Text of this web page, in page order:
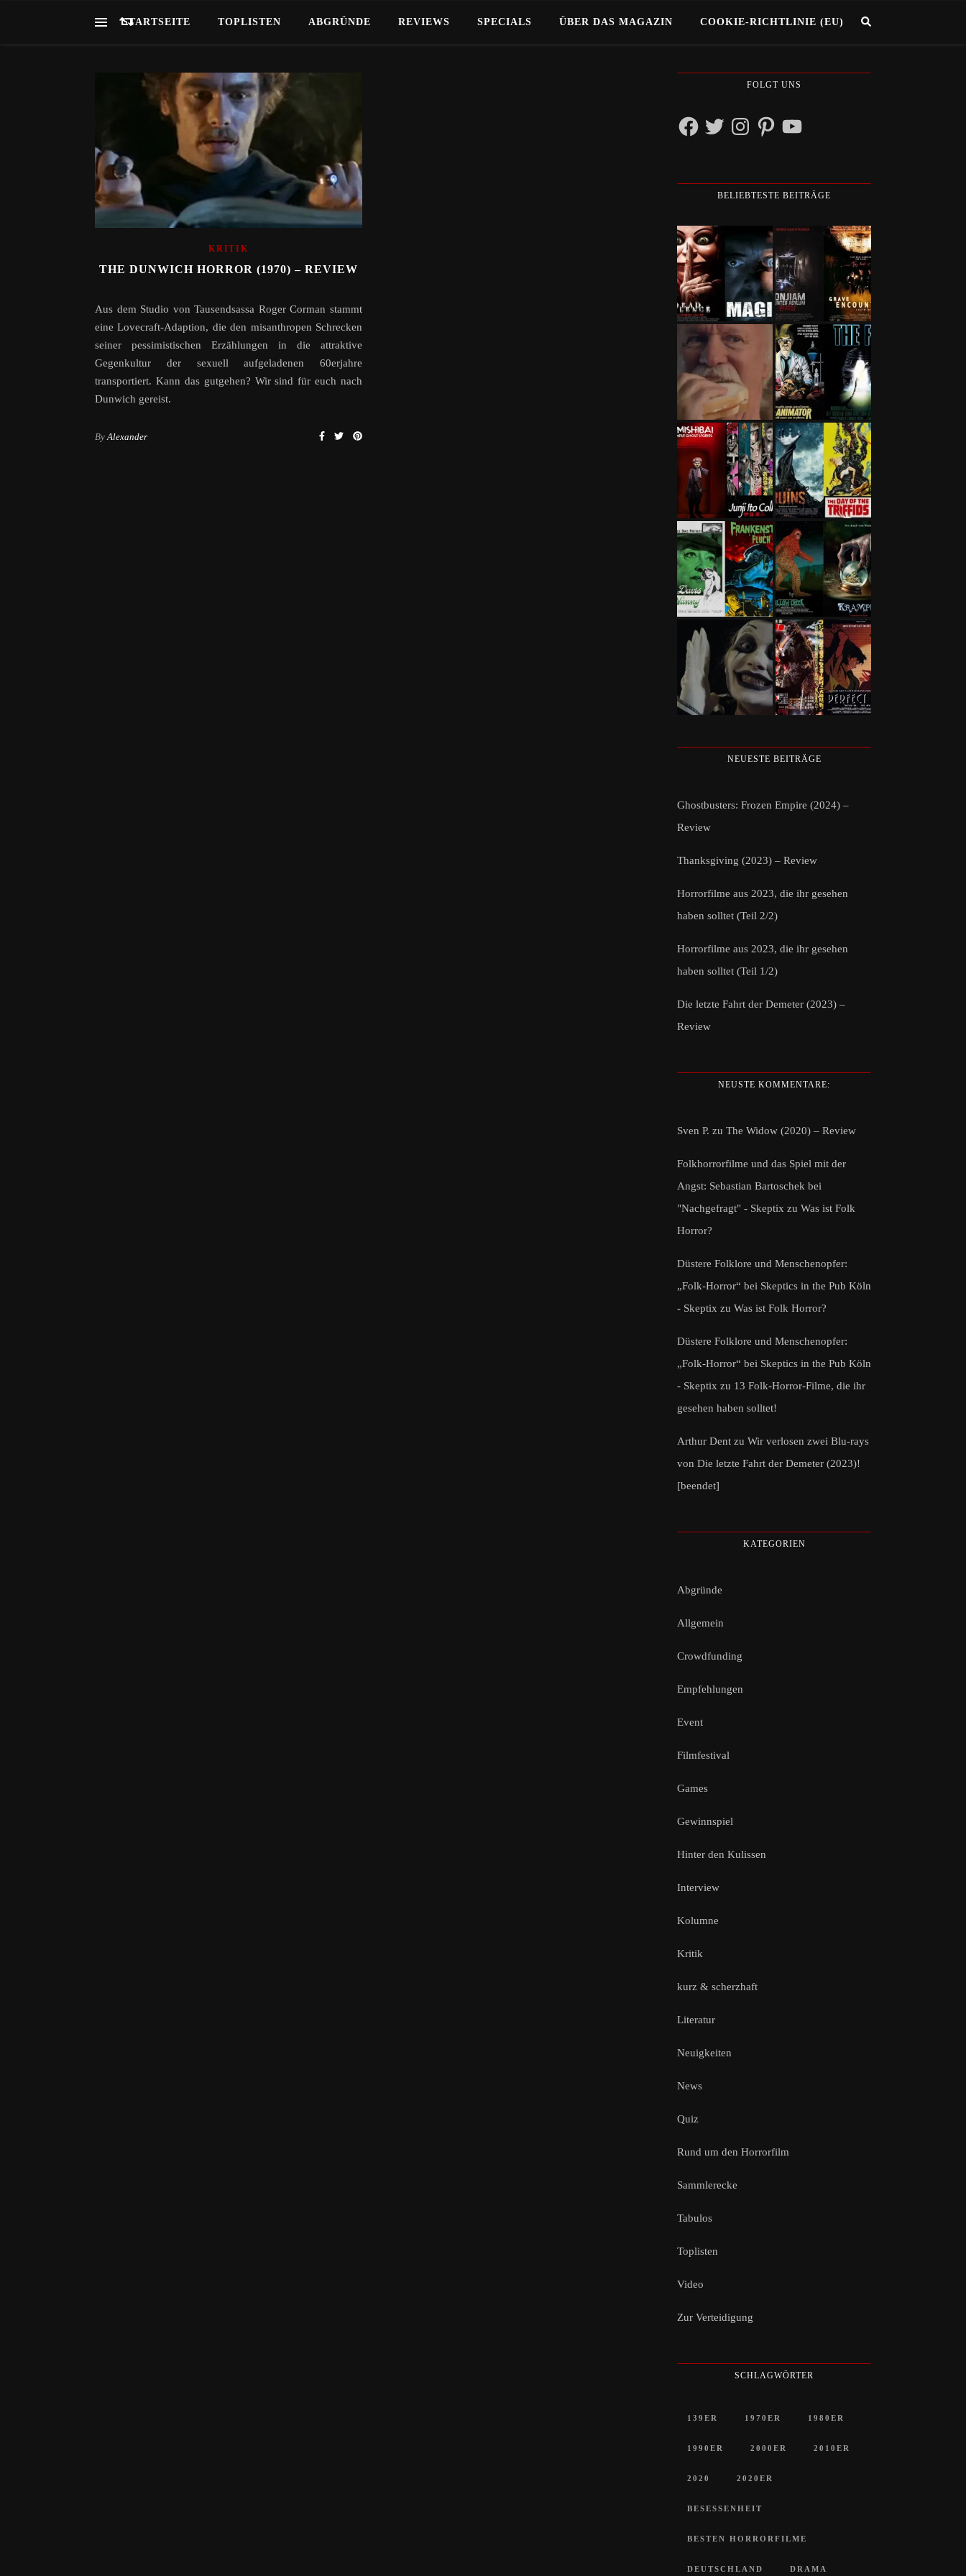
STARTSEITE TOPLISTEN ABGRÜNDE REVIEWS SPECIALS ÜBER DAS MAGAZIN COOKIE-RICHTLINIE (EU)
KRITIK
THE DUNWICH HORROR (1970) – REVIEW
Aus dem Studio von Tausendsassa Roger Corman stammt
eine Lovecraft-Adaption, die den misanthropen Schrecken
seiner pessimistischen Erzählungen in die attraktive
Gegenkultur der sexuell aufgeladenen 60erjahre
transportiert. Kann das gutgehen? Wir sind für euch nach
Dunwich gereist.
By Alexander
FOLGT UNS
FacebookTwitterInstagramPinterestYouTube
BELIEBTESTE BEITRÄGE
NEUESTE BEITRÄGE
Ghostbusters: Frozen Empire (2024) –
Review
Thanksgiving (2023) – Review
Horrorfilme aus 2023, die ihr gesehen
haben solltet (Teil 2/2)
Horrorfilme aus 2023, die ihr gesehen
haben solltet (Teil 1/2)
Die letzte Fahrt der Demeter (2023) –
Review
NEUSTE KOMMENTARE:
Sven P. zu The Widow (2020) – Review
Folkhorrorfilme und das Spiel mit der
Angst: Sebastian Bartoschek bei
"Nachgefragt" - Skeptix zu Was ist Folk
Horror?
Düstere Folklore und Menschenopfer:
„Folk-Horror“ bei Skeptics in the Pub Köln
- Skeptix zu Was ist Folk Horror?
Düstere Folklore und Menschenopfer:
„Folk-Horror“ bei Skeptics in the Pub Köln
- Skeptix zu 13 Folk-Horror-Filme, die ihr
gesehen haben solltet!
Arthur Dent zu Wir verlosen zwei Blu-rays
von Die letzte Fahrt der Demeter (2023)!
[beendet]
KATEGORIEN
Abgründe
Allgemein
Crowdfunding
Empfehlungen
Event
Filmfestival
Games
Gewinnspiel
Hinter den Kulissen
Interview
Kolumne
Kritik
kurz & scherzhaft
Literatur
Neuigkeiten
News
Quiz
Rund um den Horrorfilm
Sammlerecke
Tabulos
Toplisten
Video
Zur Verteidigung
SCHLAGWÖRTER
139ER 1970ER 1980ER
1990ER 2000ER 2010ER
2020 2020ER
BESESSENHEIT
BESTEN HORRORFILME
DEUTSCHLAND DRAMA